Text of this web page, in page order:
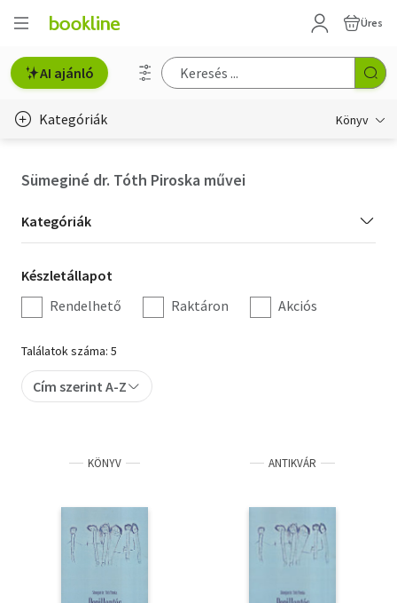
Üres
AI ajánló
Kategóriák Könyv
Hobbi, szabadidő
Irodalom
Művészet
Szakkönyv
Tankönyv, segédkönyv
Társadalomtudomány
Természettudomány
Sümeginé dr. Tóth Piroska művei
Kategória
szűrés
Kategóriák
Készletállapot
szűrés
Készletállapot
Rendelhető
Raktáron Akciós
Találatok száma: 5
Cím szerint A-Z
KÖNYV ANTIKVÁR